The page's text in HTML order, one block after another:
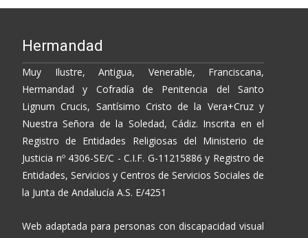
Hermandad
Muy Ilustre, Antigua, Venerable, Franciscana,
Hermandad y Cofradía de Penitencia del Santo
Lignum Crucis, Santísimo Cristo de la Vera+Cruz y
Nuestra Señora de la Soledad, Cádiz. Inscrita en el
Registro de Entidades Religiosas del Ministerio de
Justicia nº 4306-SE/C - C.I.F. G-11215886 y Registro de
Entidades, Servicios y Centros de Servicios Sociales de
la Junta de Andalucía A.S. E/4251
Web adaptada para personas con discapacidad visual